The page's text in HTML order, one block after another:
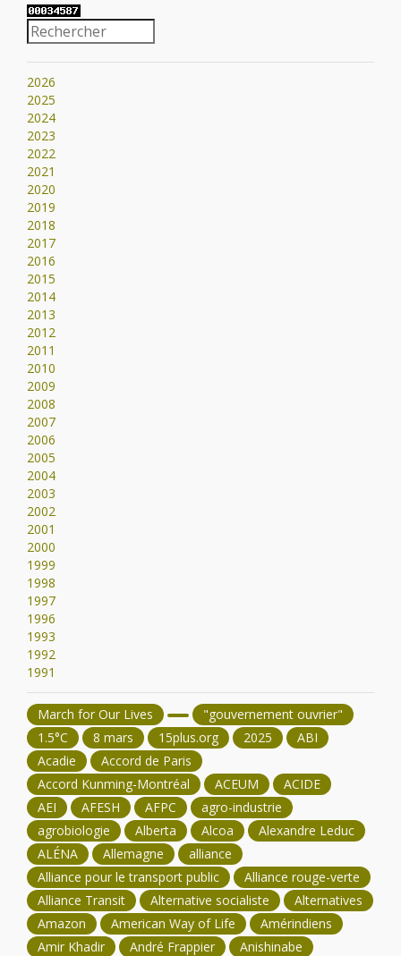
2026
2025
2024
2023
2022
2021
2020
2019
2018
2017
2016
2015
2014
2013
2012
2011
2010
2009
2008
2007
2006
2005
2004
2003
2002
2001
2000
1999
1998
1997
1996
1993
1992
1991
March for Our Lives
"gouvernement ouvrier"
1.5°C
8 mars 15plus.org 2025
ABI
Acadie
Accord de Paris
Accord Kunming-Montréal
ACEUM
ACIDE
AEI
AFESH AFPC
agro-industrie
agrobiologie
Alberta Alcoa
Alexandre Leduc
ALÉNA
Allemagne
alliance
Alliance pour le transport public
Alliance rouge-verte
Alliance Transit
Alternative socialiste
Alternatives
Amazon
American Way of Life
Amérindiens
Amir Khadir
André Frappier Anishinabe